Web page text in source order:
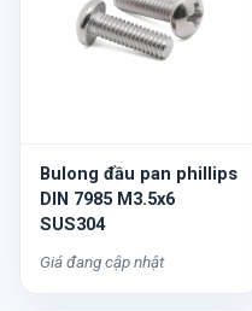
Bulong đầu pan phillips
DIN 7985 M3.5x6
SUS304
Giá đang cập nhật